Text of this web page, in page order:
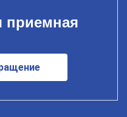
приемная